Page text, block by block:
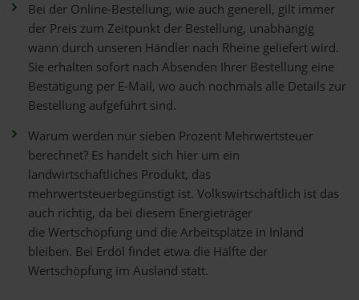
Bei der Online-Bestellung, wie auch generell, gilt immer
der Preis zum Zeitpunkt der Bestellung, unabhängig
wann durch unseren Händler nach Rheine geliefert wird.
Sie erhalten sofort nach Absenden Ihrer Bestellung eine
Bestätigung per E-Mail, wo auch nochmals alle Details zur
Bestellung aufgeführt sind.
Warum werden nur sieben Prozent Mehrwertsteuer
berechnet? Es handelt sich hier um ein
landwirtschaftliches Produkt, das
mehrwertsteuerbegünstigt ist. Volkswirtschaftlich ist das
auch richtig, da bei diesem Energieträger
die Wertschöpfung und die Arbeitsplätze in Inland
bleiben. Bei Erdöl findet etwa die Hälfte der
Wertschöpfung im Ausland statt.